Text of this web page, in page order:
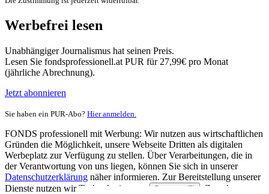
Werbefrei lesen
Unabhängiger Journalismus hat seinen Preis.
Lesen Sie fondsprofessionell.at PUR für 27,99€ pro Monat
(jährliche Abrechnung).
Jetzt abonnieren
Sie haben ein PUR-Abo? Hier anmelden.
FONDS professionell mit Werbung: Wir nutzen aus wirtschaftlichen
Gründen die Möglichkeit, unsere Webseite Dritten als digitalen
Werbeplatz zur Verfügung zu stellen. Über Verarbeitungen, die in
der Verantwortung von uns liegen, können Sie sich in unserer
Datenschutzerklärung näher informieren. Zur Bereitstellung unserer
Dienste nutzen wir Technologien von
Partnern (5)
. Zwecke: